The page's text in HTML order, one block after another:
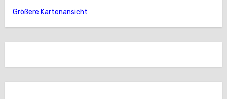
Größere Kartenansicht